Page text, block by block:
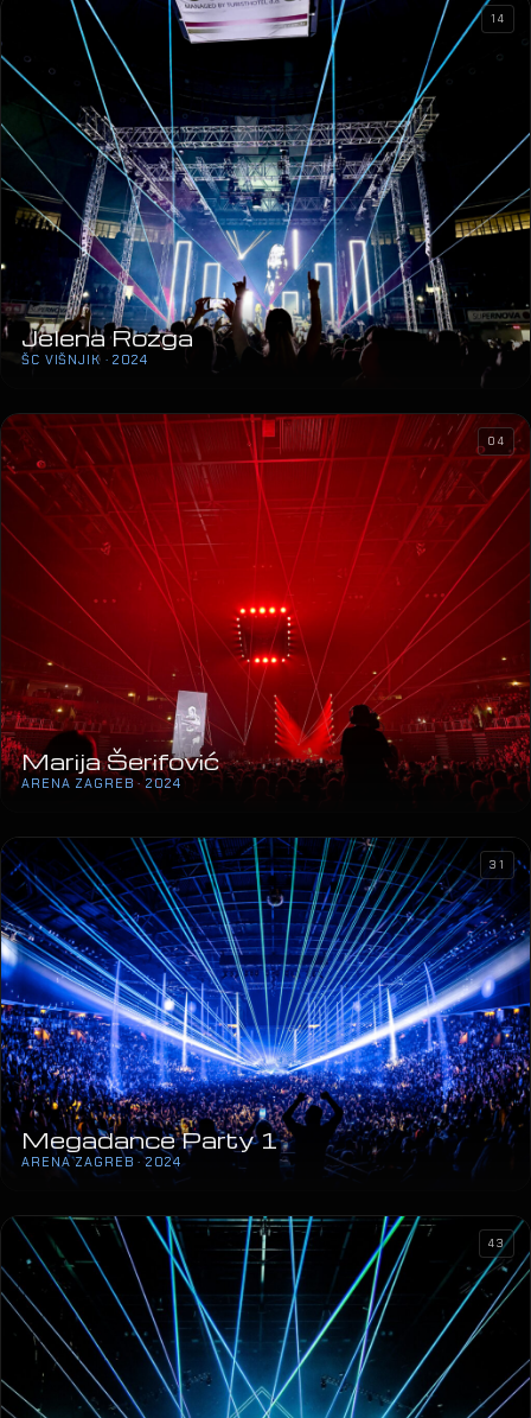
Jelena Rozga
ŠC VIŠNJIK · 2024
14
Marija Šerifović
ARENA ZAGREB · 2024
04
Megadance Party 1
ARENA ZAGREB · 2024
31
43